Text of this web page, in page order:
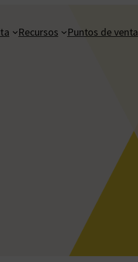
Recursos Puntos de venta